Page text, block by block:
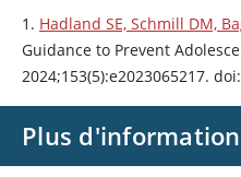
1. Hadland SE, Schmill DM,
Guidance to Prevent
2024;153(5):e2023065217.
Plus d'information